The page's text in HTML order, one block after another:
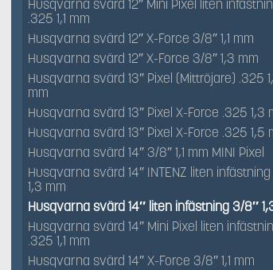
Husqvarna svärd 12″ Mini Pixel liten
.325 1,1 mm
Husqvarna svärd 12″ X-Force 3/8″ 1,1 mm
Husqvarna svärd 12″ X-Force 3/8″ 1,3 mm
Husqvarna svärd 13″ Pixel (Mittröjare) .325
mm
Husqvarna svärd 13″ Pixel X-Force .325 1,3
Husqvarna svärd 13″ Pixel X-Force .325 1,5
Husqvarna svärd 14″ 3/8″ 1,1 mm MINI Pixel
Husqvarna svärd 14″ INTENZ liten
1,3 mm
Husqvarna svärd 14″ liten infästning 3/8″
Husqvarna svärd 14″ Mini Pixel liten
.325 1,1 mm
Husqvarna svärd 14″ X-Force 3/8″ 1,1 mm